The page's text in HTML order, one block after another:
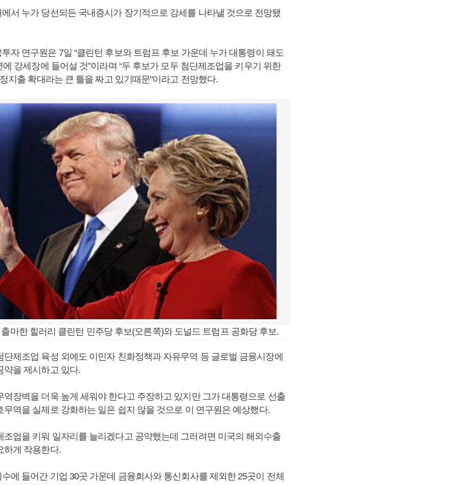
서 누가 당선되든 국내증시가 장기적으로 강세를 나타낼 것으로 전망됐
자 연구원은 7일 “클린턴 후보와 트럼프 후보 가운데 누가 대통령이 돼도
강세장에 들어설 것”이라며 “두 후보가 모두 첨단제조업을 키우기 위한
지출 확대라는 큰 틀을 짜고 있기때문"이라고 전망했다.
마한 힐러리 클린턴 민주당 후보(오른쪽)와 도널드 트럼프 공화당 후보.
단제조업 육성 외에도 이민자 친화정책과 자유무역 등 글로벌 금융시장에
약을 제시하고 있다.
역장벽을 더욱 높게 세워야 한다고 주장하고 있지만 그가 대통령으로 선출
무역을 실제로 강화하는 일은 쉽지 않을 것으로 이 연구원은 예상했다.
조업을 키워 일자리를 늘리겠다고 공약했는데 그러려면 미국의 해외수출
하게 작용한다.
에 들어간 기업 30곳 가운데 금융회사와 통신회사를 제외한 25곳이 전체